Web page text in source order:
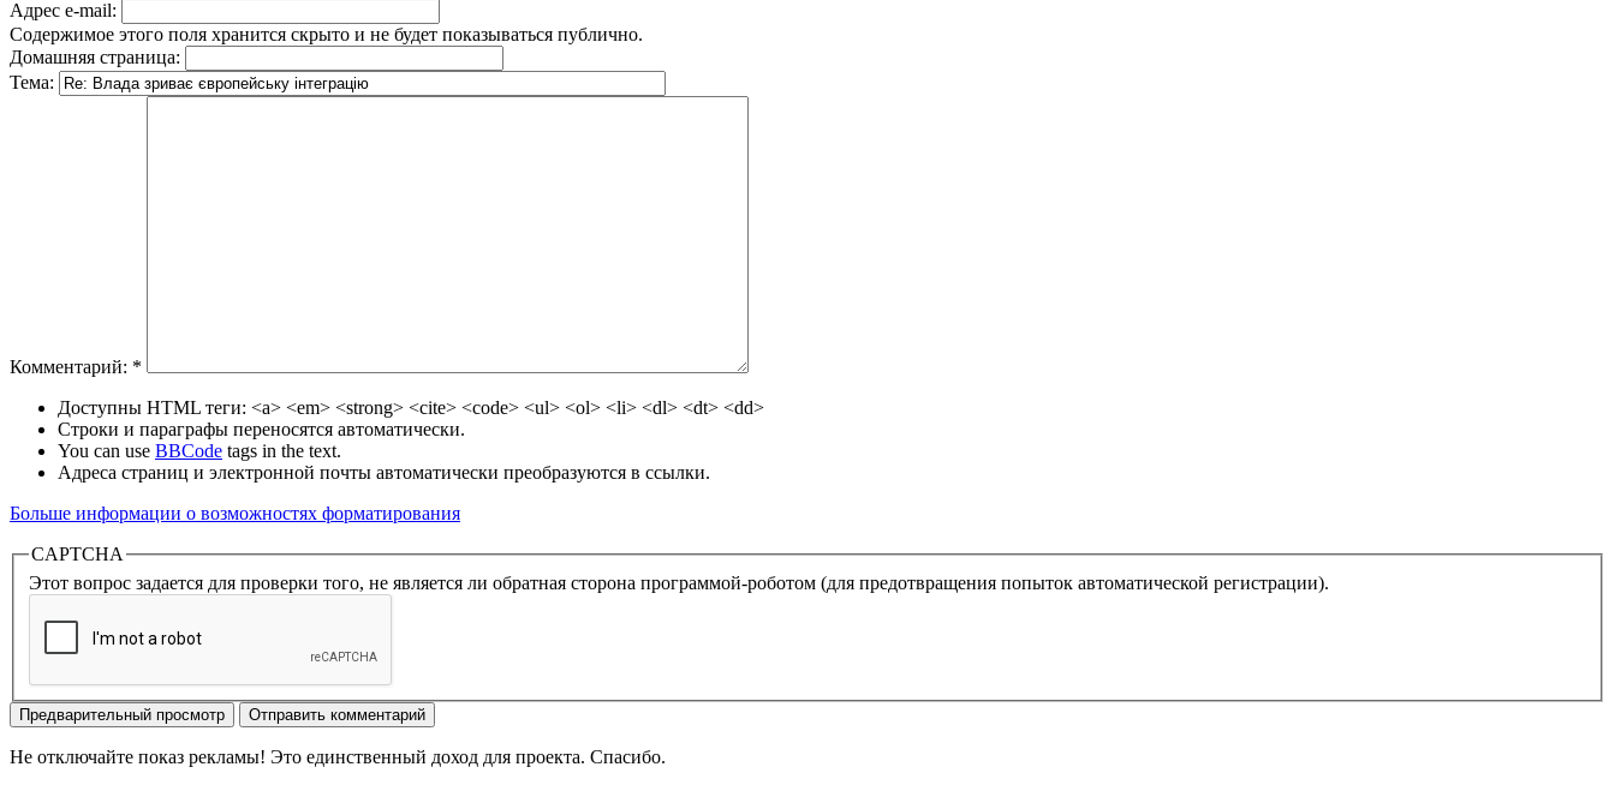
Адрес e-mail:
Содержимое этого поля хранится скрыто и не будет показываться публично.
Домашняя страница:
Тема:
Комментарий: *
Доступны HTML теги: <a> <em> <strong> <cite> <code> <ul> <ol> <li> <dl> <dt> <dd>
Строки и параграфы переносятся автоматически.
You can use BBCode tags in the text.
Адреса страниц и электронной почты автоматически преобразуются в ссылки.
Больше информации о возможностях форматирования
CAPTCHA
Этот вопрос задается для проверки того, не является ли обратная сторона программой-роботом (для предотвращения попыток автоматической регистрации).
Не отключайте показ рекламы! Это единственный доход для проекта. Спасибо.